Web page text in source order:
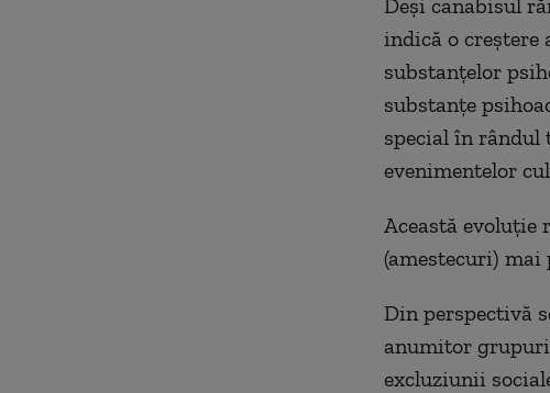
Deşi canabisul
indică o creştere
substanţelor
substanţe
special în rândul
evenimentelor
Această evoluţie
(amestecuri)
Din perspectivă
anumitor
excluziunii